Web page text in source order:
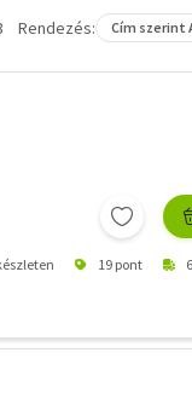
Rendezés: Cím szerint
19 pont